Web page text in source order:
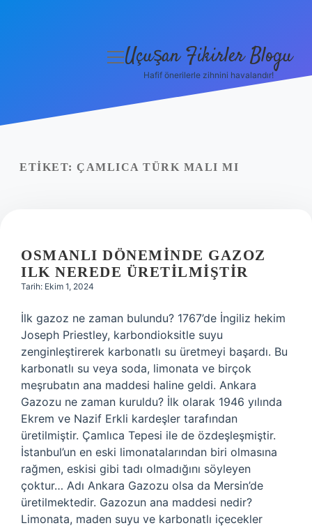
Yasal Uyarı
menüyü
Uçuşan Fikirler Blogu
Hafif önerilerle zihnini havalandır!
ETIKET: ÇAMLICA TÜRK MALI MI
OSMANLI DÖNEMINDE GAZOZ
ILK NEREDE ÜRETILMIŞTIR
Tarih: Ekim 1, 2024
İlk gazoz ne zaman bulundu? 1767’de İngiliz hekim
Joseph Priestley, karbondioksitle suyu
zenginleştirerek karbonatlı su üretmeyi başardı. Bu
karbonatlı su veya soda, limonata ve birçok
meşrubatın ana maddesi haline geldi. Ankara
Gazozu ne zaman kuruldu? İlk olarak 1946 yılında
Ekrem ve Nazif Erkli kardeşler tarafından
üretilmiştir. Çamlıca Tepesi ile de özdeşleşmiştir.
İstanbul’un en eski limonatalarından biri olmasına
rağmen, eskisi gibi tadı olmadığını söyleyen
çoktur… Adı Ankara Gazozu olsa da Mersin’de
üretilmektedir. Gazozun ana maddesi nedir?
Limonata, maden suyu ve karbonatlı içecekler